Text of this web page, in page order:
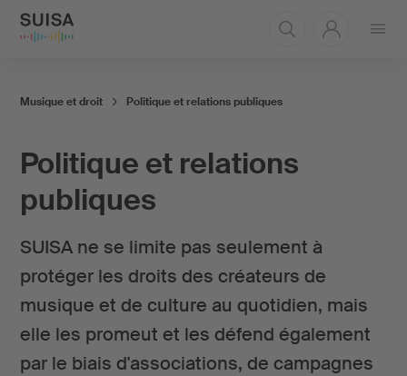
le
Politique et relations
publiques
SUISA ne se limite pas seulement à
protéger les droits des créateurs de
musique et de culture au quotidien, mais
elle les promeut et les défend également
par le biais d'associations, de campagnes
Musique et droit Politique et relations publiques